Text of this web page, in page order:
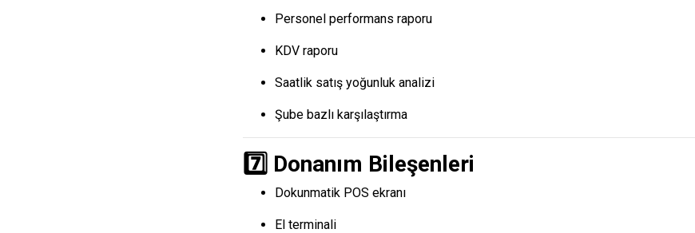
Personel performans raporu
KDV raporu
Saatlik satış yoğunluk analizi
Şube bazlı karşılaştırma
7️⃣ Donanım Bileşenleri
Dokunmatik POS ekranı
El terminali